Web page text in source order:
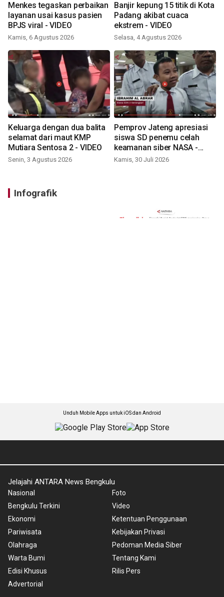
Menkes tegaskan perbaikan
layanan usai kasus pasien
BPJS viral - VIDEO
Kamis, 6 Agustus 2026
Banjir kepung 15 titik di Kota
Padang akibat cuaca
ekstrem - VIDEO
Selasa, 4 Agustus 2026
Keluarga dengan dua balita
selamat dari maut KMP
Mutiara Sentosa 2 - VIDEO
Senin, 3 Agustus 2026
Pemprov Jateng apresiasi
siswa SD penemu celah
keamanan siber NASA -
VIDEO
Kamis, 30 Juli 2026
Infografik
Unduh Mobile Apps untuk iOS dan Android
Jelajahi ANTARA News Bengkulu
Nasional
Bengkulu Terkini
Ekonomi
Pariwisata
Olahraga
Warta Bumi
Edisi Khusus
Advertorial
Foto
Video
Ketentuan Penggunaan
Kebijakan Privasi
Pedoman Media Siber
Tentang Kami
Rilis Pers